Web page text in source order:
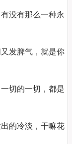
没有那么一种永
发脾气，就是你
切的一切，都是
的冷淡，干嘛花